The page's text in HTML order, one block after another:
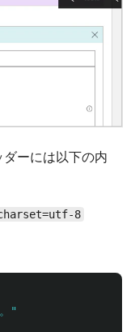
ーには以下の内
8
"